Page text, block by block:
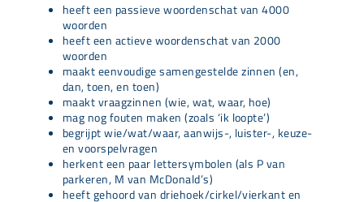
heeft een passieve woordenschat van 4000
woorden
heeft een actieve woordenschat van 2000
woorden
maakt eenvoudige samengestelde zinnen (en,
dan, toen, en toen)
maakt vraagzinnen (wie, wat, waar, hoe)
mag nog fouten maken (zoals ‘ik loopte’)
begrijpt wie/wat/waar, aanwijs-, luister-, keuze-
en voorspelvragen
herkent een paar lettersymbolen (als P van
parkeren, M van McDonald’s)
heeft gehoord van driehoek/cirkel/vierkant en